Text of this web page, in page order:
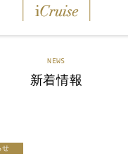
NEWS
新着情報
せ